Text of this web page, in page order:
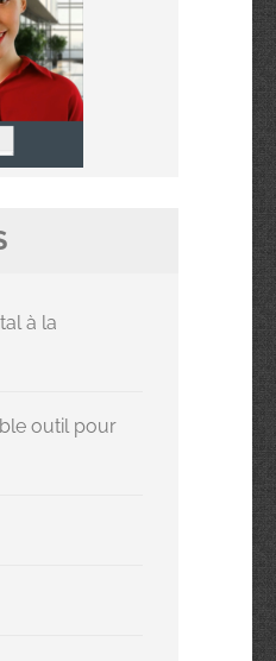
à la
outil pour